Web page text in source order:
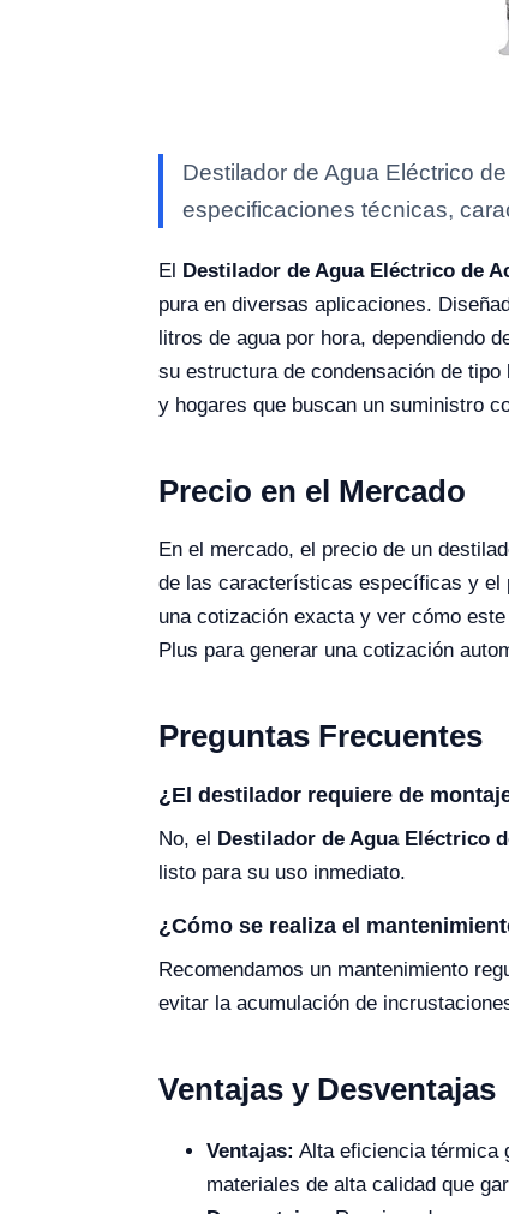
Destilador de Agua Eléctrico
especificaciones técnicas,
El Destilador de Agua Eléctrico de
pura en diversas aplicaciones.
litros de agua por hora, dependiendo
su estructura de condensación de
y hogares que buscan un suministro
Precio en el Mercado
En el mercado, el precio de un
de las características específicas y el
una cotización exacta y ver cómo
Plus para generar una cotización
Preguntas Frecuentes
¿El destilador requiere de
No, el Destilador de Agua Eléctrico
listo para su uso inmediato.
¿Cómo se realiza el
Recomendamos un mantenimiento
evitar la acumulación de
Ventajas y Desventajas
Ventajas: Alta eficiencia térmica
materiales de alta calidad que